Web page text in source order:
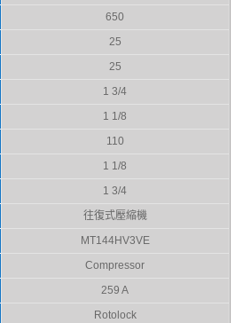
650
25
25
1 3/4
1 1/8
110
1 1/8
1 3/4
往復式壓縮機
MT144HV3VE
Compressor
259 A
Rotolock